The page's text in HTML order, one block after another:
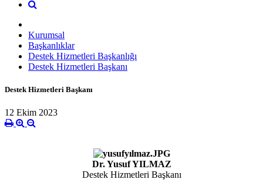
Kurumsal
Başkanlıklar
Destek Hizmetleri Başkanlığı
Destek Hizmetleri Başkanı
Destek Hizmetleri Başkanı
12 Ekim 2023
Dr. Yusuf YILMAZ
Destek Hizmetleri Başkanı